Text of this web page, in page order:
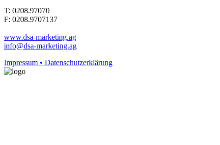
T: 0208.97070
F: 0208.9707137
www.dsa-marketing.ag
info@dsa-marketing.ag
Impressum • Datenschutzerklärung